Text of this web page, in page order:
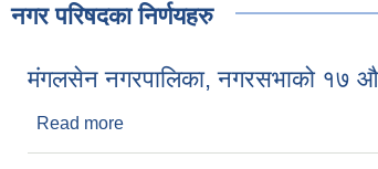
नगर परिषदका निर्णयहरु
मंगलसेन नगरपालिका, नगरसभाको १७
Read more